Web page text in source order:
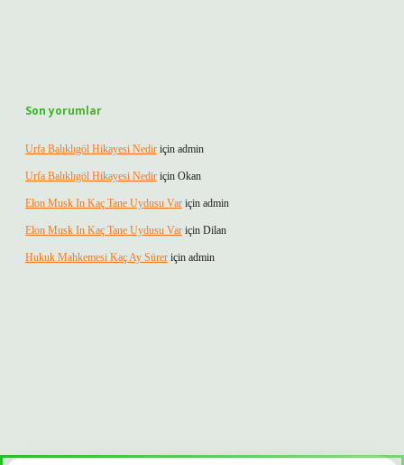
Son yorumlar
Urfa Balıklıgöl Hikayesi Nedir için admin
Urfa Balıklıgöl Hikayesi Nedir için Okan
Elon Musk In Kaç Tane Uydusu Var için admin
Elon Musk In Kaç Tane Uydusu Var için Dilan
Hukuk Mahkemesi Kaç Ay Sürer için admin
güvenilir mi